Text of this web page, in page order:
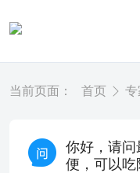
当前页面： 首页 专
你好，请问
便，可以